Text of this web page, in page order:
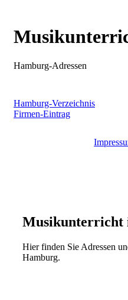
Hamburg-Adressen
Hamburg-Verzeichnis
Firmen-Eintrag
Musikunterricht
Hier finden Sie Adressen
Hamburg.